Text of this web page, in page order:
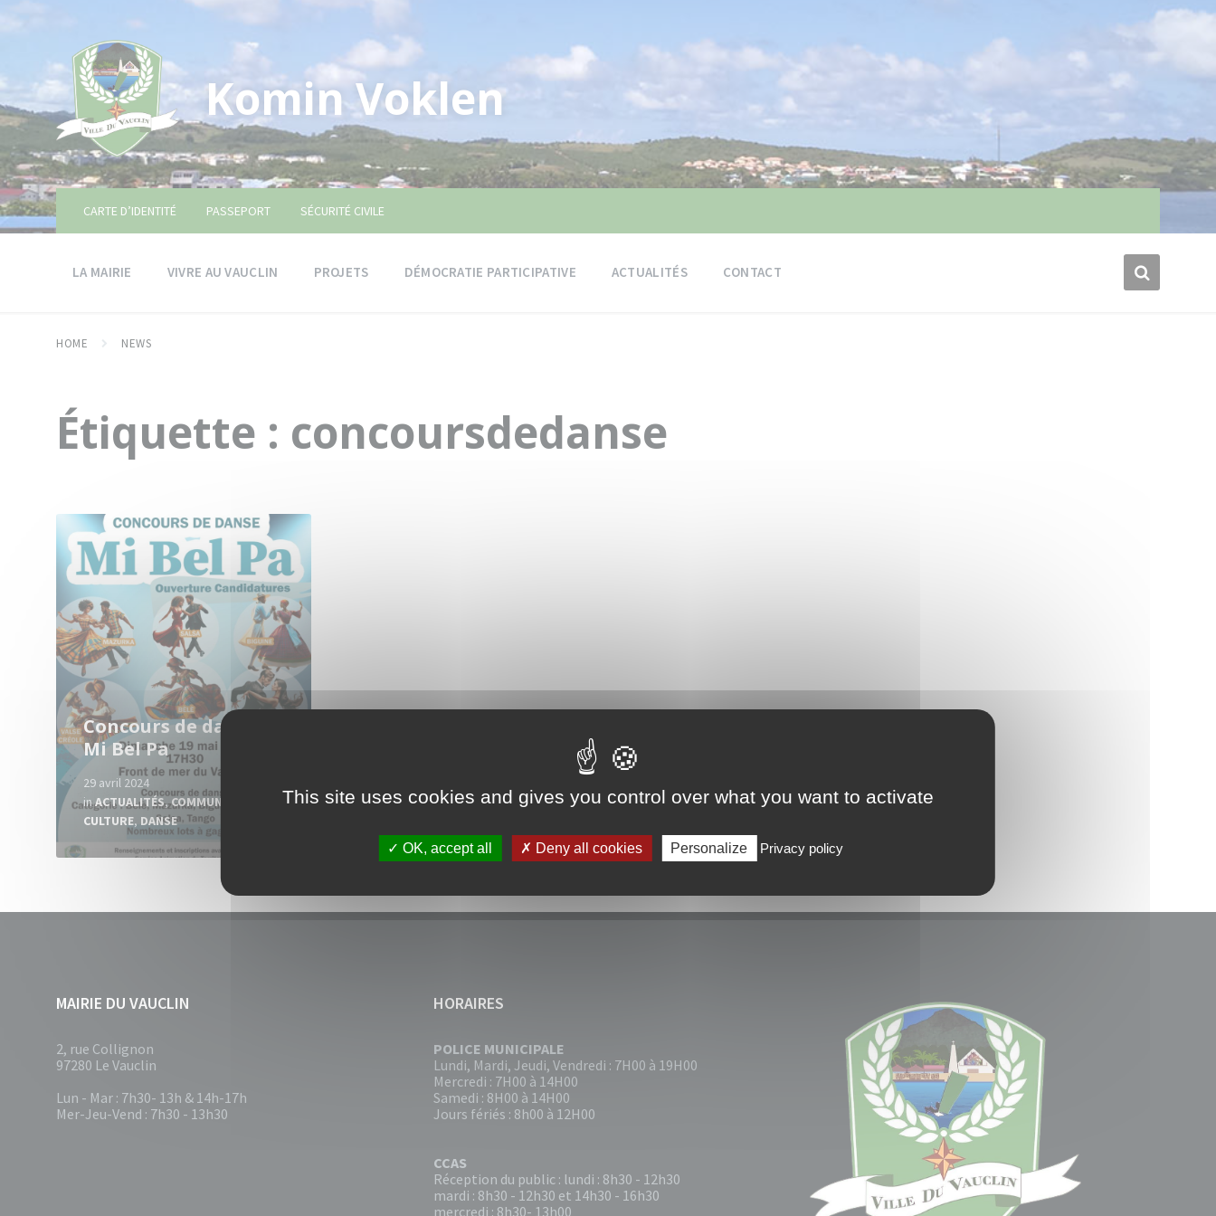
Komin Voklen
CARTE D’IDENTITÉ PASSEPORT SÉCURITÉ CIVILE
LA MAIRIE VIVRE AU VAUCLIN PROJETS DÉMOCRATIE PARTICIPATIVE ACTUALITÉS CONTACT
HOME NEWS
Étiquette : concoursdedanse
Concours de danse :
Mi Bel Pa
29 avril 2024
inACTUALITÉS,COMMUNIQUES
CULTURE, DANSE
Read
More
MAIRIE DU VAUCLIN
2, rue Collignon
97280 Le Vauclin
Lun - Mar : 7h30- 13h & 14h-17h
Mer-Jeu-Vend : 7h30 - 13h30
HORAIRES
POLICE MUNICIPALE
Lundi, Mardi, Jeudi, Vendredi : 7H00 à 19H00
Mercredi : 7H00 à 14H00
Samedi : 8H00 à 14H00
Jours fériés : 8h00 à 12H00
CCAS
Réception du public : lundi : 8h30 - 12h30
mardi : 8h30 - 12h30 et 14h30 - 16h30
mercredi : 8h30- 13h00
This site uses cookies and gives you control over what you want to activate
OK, accept all Deny all cookies Personalize Privacy policy